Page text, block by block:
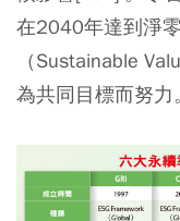
在2040年達到淨
（Sustainable
為共同目標而努力。